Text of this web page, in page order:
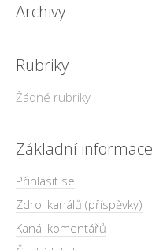
Archivy
Rubriky
Žádné rubriky
Základní informace
Přihlásit se
Zdroj kanálů (příspěvky)
Kanál komentářů